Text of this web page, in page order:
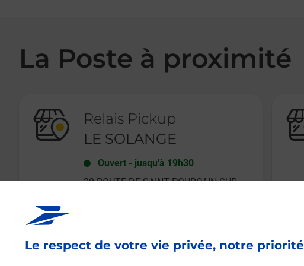
Le respect de votre vie privée, notre priorité
La Poste à proximité
Relais Pickup
LE SOLANGE
Ouvert - jusqu'à 19h30
28 ROUTE DE SAINT POURCAIN SUR
En savoir plus